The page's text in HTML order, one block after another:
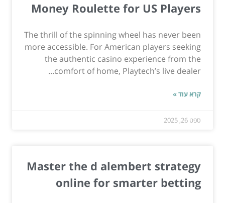
Money Roulette for US Players
The thrill of the spinning wheel has never been
more accessible. For American players seeking
the authentic casino experience from the
comfort of home, Playtech’s live dealer...
קרא עוד »
ספט 26, 2025
Master the d alembert strategy
online for smarter betting